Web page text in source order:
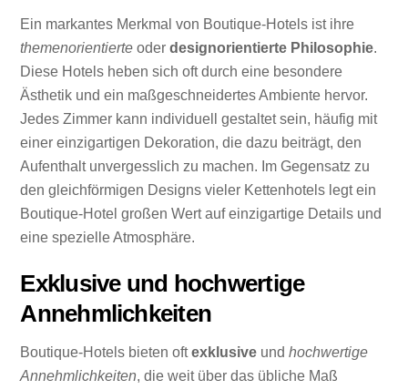
Ein markantes Merkmal von Boutique-Hotels ist ihre
themenorientierte oderdesignorientierte Philosophie.
Diese Hotels heben sich oft durch eine besondere
Ästhetik und ein maßgeschneidertes Ambiente hervor.
Jedes Zimmer kann individuell gestaltet sein, häufig mit
einer einzigartigen Dekoration, die dazu beiträgt, den
Aufenthalt unvergesslich zu machen. Im Gegensatz zu
den gleichförmigen Designs vieler Kettenhotels legt ein
Boutique-Hotel großen Wert auf einzigartige Details und
eine spezielle Atmosphäre.
Exklusive und hochwertige
Annehmlichkeiten
Boutique-Hotels bieten oftexklusive undhochwertige
Annehmlichkeiten, die weit über das übliche Maß